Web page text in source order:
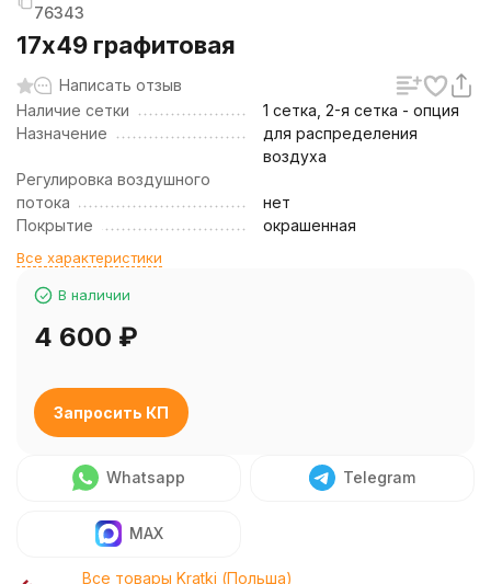
76343
17х49 графитовая
Написать отзыв
Наличие сетки
1 сетка, 2-я сетка - опция
Назначение
для распределения
воздуха
Регулировка воздушного
потока
нет
Покрытие
окрашенная
Все характеристики
В наличии
4 600 ₽
Запросить КП
Whatsapp Telegram
MAX
Все товары Kratki (Польша)